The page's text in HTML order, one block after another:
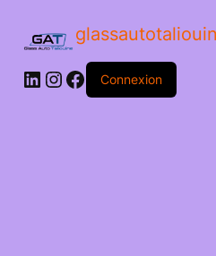
Connexion